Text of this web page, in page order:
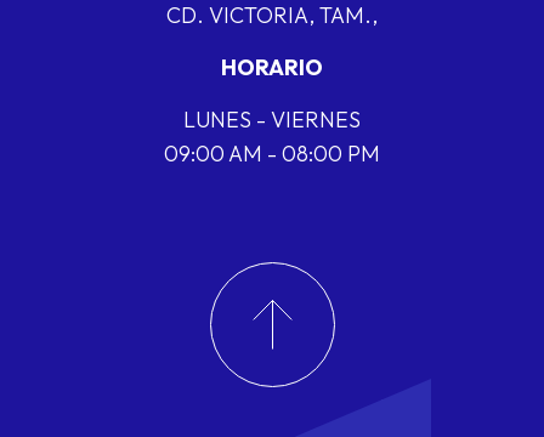
CD. VICTORIA, TAM.,
HORARIO
LUNES - VIERNES
09:00 AM - 08:00 PM